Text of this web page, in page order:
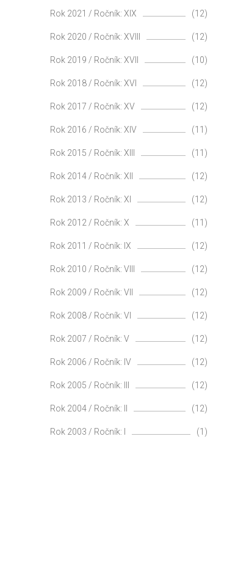
Rok 2021 / Ročník: XIX (12)
Rok 2020 / Ročník: XVIII (12)
Rok 2019 / Ročník: XVII (10)
Rok 2018 / Ročník: XVI (12)
Rok 2017 / Ročník: XV (12)
Rok 2016 / Ročník: XIV (11)
Rok 2015 / Ročník: XIII (11)
Rok 2014 / Ročník: XII (12)
Rok 2013 / Ročník: XI (12)
Rok 2012 / Ročník: X (11)
Rok 2011 / Ročník: IX (12)
Rok 2010 / Ročník: VIII (12)
Rok 2009 / Ročník: VII (12)
Rok 2008 / Ročník: VI (12)
Rok 2007 / Ročník: V (12)
Rok 2006 / Ročník: IV (12)
Rok 2005 / Ročník: III (12)
Rok 2004 / Ročník: II (12)
Rok 2003 / Ročník: I (1)